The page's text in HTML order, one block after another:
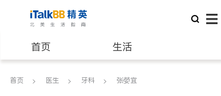
首页 生活
医生 律师
首页 医生 牙科 张嫈宜